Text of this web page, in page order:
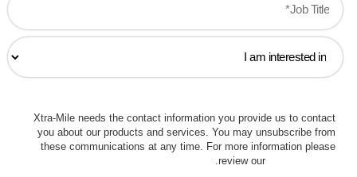
Xtra-Mile needs the contact information you provide us to contact
you about our products and services. You may unsubscribe from
these communications at any time. For more information please
review our